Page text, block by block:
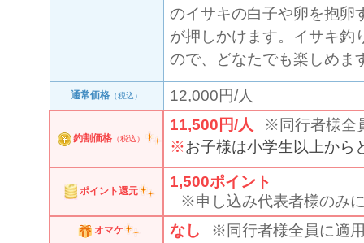
のイサキの白子や卵を抱卵
が押しかけます。イサキ釣
ので、どなたでも楽しめま
通常価格 （税込） 12,000円/人
釣割価格（税込）
11,500円/人
※同行者様全
お子様は小学生以上から
ポイント還元
1,500ポイント
※申し込み代表者様のみ
オマケ なし ※同行者様全員に適